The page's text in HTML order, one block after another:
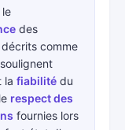
des
comme
la fiabilité du
respect des
fournies lors